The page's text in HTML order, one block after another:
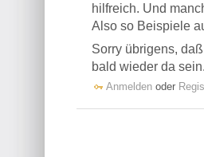
hilfreich. Und
Also so Beispiele
Sorry übrigens,
bald wieder da sein.
Anmelden oder